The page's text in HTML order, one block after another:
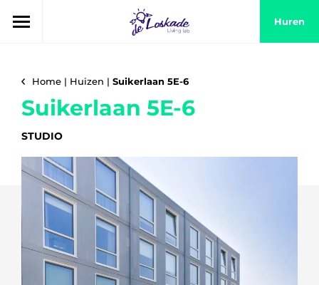
Huren
Home | Huizen | Suikerlaan 5E-6
Suikerlaan 5E-6
STUDIO